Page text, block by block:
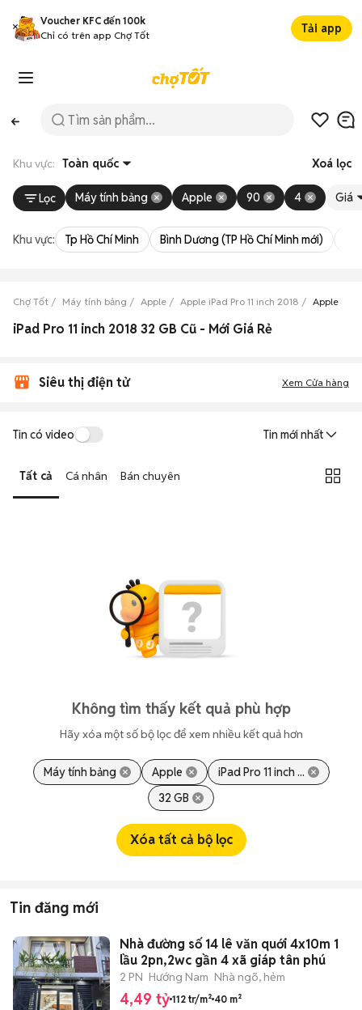
Voucher KFC đến 100k
Chỉ có trên app Chợ Tốt
Tải app
Khu vực: Toàn quốc Xoá lọc
Lọc Máy tính bảng Apple 90 4 Giá
Khu vực: Tp Hồ Chí Minh Bình Dương (TP Hồ Chí Minh mới)
Chợ Tốt Máy tính bảng Apple Apple iPad Pro 11 inch 2018 Apple iPad
iPad Pro 11 inch 2018 32 GB Cũ - Mới Giá Rẻ
Siêu thị điện tử Xem Cửa hàng
Tin có video Tin mới nhất
Tất cả Cá nhân Bán chuyên
Không tìm thấy kết quả phù hợp
Hãy xóa một số bộ lọc để xem nhiều kết quả hơn
Máy tính bảng Apple
iPad Pro 11 inch ...
32 GB
Xóa tất cả bộ lọc
Tin đăng mới
Nhà đường số 14 lê văn quới 4x10m 1
lầu 2pn,2wc gần 4 xã giáp tân phú
2 PN Hướng Nam Nhà ngõ, hẻm
4,49 tỷ 112 tr/m² 40 m²